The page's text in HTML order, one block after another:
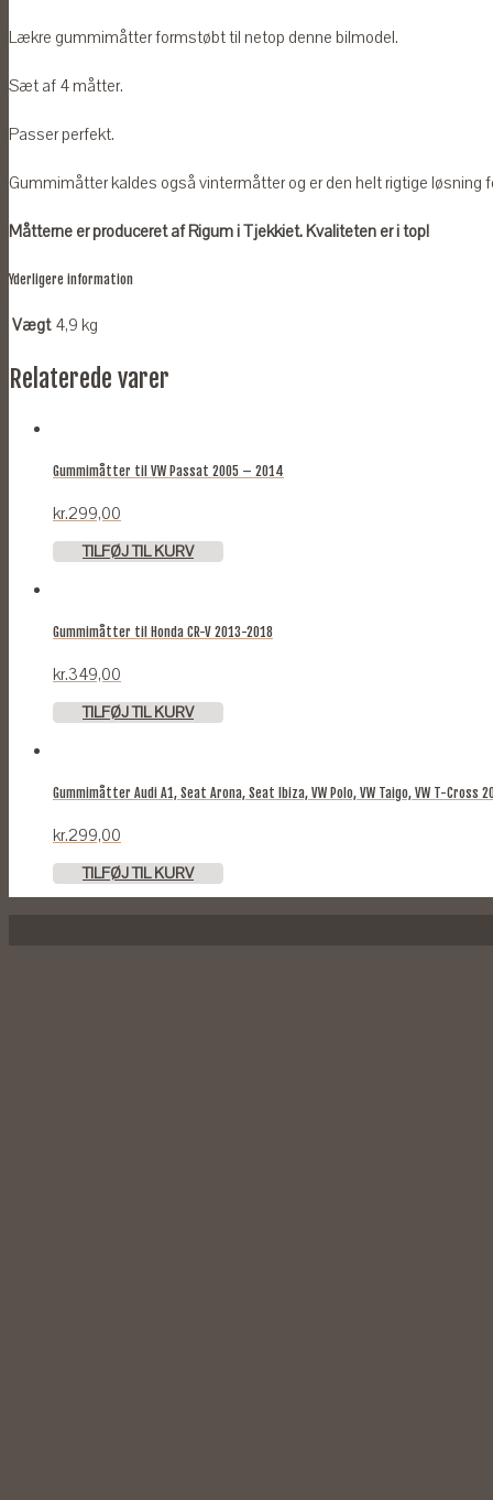
Lækre gummimåtter formstøbt til netop denne bilmodel.
Sæt af 4 måtter.
Passer perfekt.
Gummimåtter kaldes også vintermåtter og er den helt rigtige løsning
Måtterne er produceret af Rigum i Tjekkiet. Kvaliteten er i top!
Yderligere information
Vægt 4,9 kg
Relaterede varer
Gummimåtter til VW Passat 2005 – 2014
kr.299,00
TILFØJ TIL KURV
Gummimåtter til Honda CR-V 2013-2018
kr.349,00
TILFØJ TIL KURV
Gummimåtter Audi A1, Seat Arona, Seat Ibiza, VW Polo, VW Taigo, VW T-Cross
kr.299,00
TILFØJ TIL KURV